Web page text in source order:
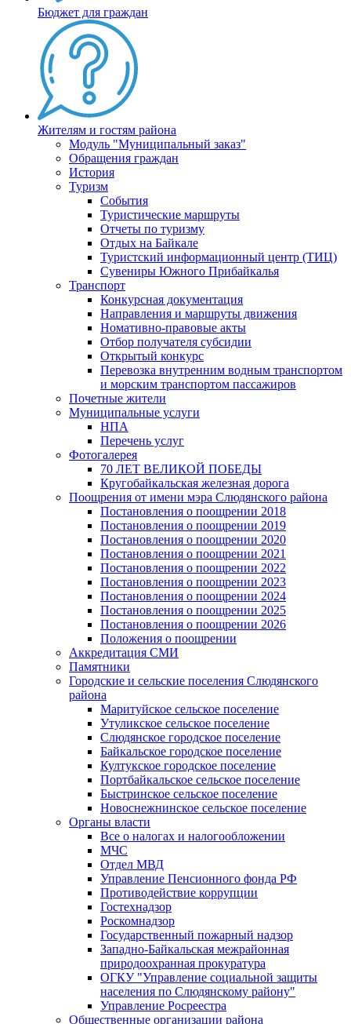
Бюджет для граждан
Жителям и гостям района
Модуль "Муниципальный заказ"
Обращения граждан
История
Туризм
События
Туристические маршруты
Отчеты по туризму
Отдых на Байкале
Туристский информационный центр (ТИЦ)
Сувениры Южного Прибайкалья
Транспорт
Конкурсная документация
Направления и маршруты движения
Номативно-правовые акты
Отбор получателя субсидии
Открытый конкурс
Перевозка внутренним водным транспортом
и морским транспортом пассажиров
Почетные жители
Муниципальные услуги
НПА
Перечень услуг
Фотогалерея
70 ЛЕТ ВЕЛИКОЙ ПОБЕДЫ
Кругобайкальская железная дорога
Поощрения от имени мэра Слюдянского района
Постановления о поощрении 2018
Постановления о поощрении 2019
Постановления о поощрении 2020
Постановления о поощрении 2021
Постановления о поощрении 2022
Постановления о поощрении 2023
Постановления о поощрении 2024
Постановления о поощрении 2025
Постановления о поощрении 2026
Положения о поощрении
Аккредитация СМИ
Памятники
Городские и сельские поселения Слюдянского
района
Маритуйское сельское поселение
Утуликское сельское поселение
Слюдянское городское поселение
Байкальское городское поселение
Култукское городское поселение
Портбайкальское сельское поселение
Быстринское сельское поселение
Новоснежнинское сельское поселение
Органы власти
Все о налогах и налогообложении
МЧС
Отдел МВД
Управление Пенсионного фонда РФ
Противодействие коррупции
Гостехнадзор
Роскомнадзор
Государственный пожарный надзор
Западно-Байкальская межрайонная
природоохранная прокуратура
ОГКУ "Управление социальной защиты
населения по Слюдянскому району"
Управление Росреестра
Общественные организации района